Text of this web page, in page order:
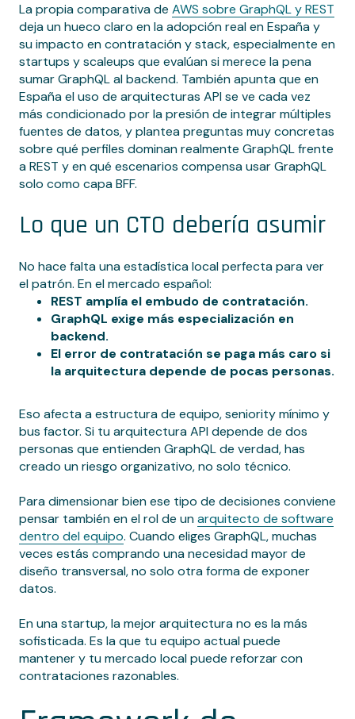
La propia comparativa de AWS sobre GraphQL y REST
deja un hueco claro en la adopción real en España y
su impacto en contratación y stack, especialmente en
startups y scaleups que evalúan si merece la pena
sumar GraphQL al backend. También apunta que en
España el uso de arquitecturas API se ve cada vez
más condicionado por la presión de integrar múltiples
fuentes de datos, y plantea preguntas muy concretas
sobre qué perfiles dominan realmente GraphQL frente
a REST y en qué escenarios compensa usar GraphQL
solo como capa BFF.
Lo que un CTO debería asumir
No hace falta una estadística local perfecta para ver
el patrón. En el mercado español:
REST amplía el embudo de contratación.
GraphQL exige más especialización en
backend.
El error de contratación se paga más caro si
la arquitectura depende de pocas personas.
Eso afecta a estructura de equipo, seniority mínimo y
bus factor. Si tu arquitectura API depende de dos
personas que entienden GraphQL de verdad, has
creado un riesgo organizativo, no solo técnico.
Para dimensionar bien ese tipo de decisiones conviene
pensar también en el rol de unarquitecto de software
dentro del equipo. Cuando eliges GraphQL, muchas
veces estás comprando una necesidad mayor de
diseño transversal, no solo otra forma de exponer
datos.
En una startup, la mejor arquitectura no es la más
sofisticada. Es la que tu equipo actual puede
mantener y tu mercado local puede reforzar con
contrataciones razonables.